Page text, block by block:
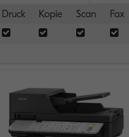
Druck
Kopie Scan Fax